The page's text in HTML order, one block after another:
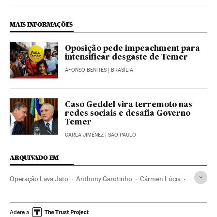
MAIS INFORMAÇÕES
Oposição pede impeachment para
intensificar desgaste de Temer
AFONSO BENITES | BRASÍLIA
Caso Geddel vira terremoto nas
redes sociais e desafia Governo
Temer
CARLA JIMÉNEZ | SÃO PAULO
ARQUIVADO EM
Operação Lava Jato Anthony Garotinho Cármen Lúcia
Petrobras Lavagem dinheiro
Adere a